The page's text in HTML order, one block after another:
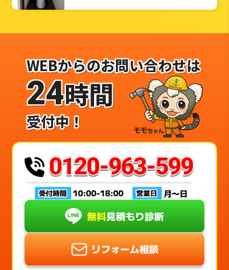
WEBからのお問い合わせは
24時間
受付中！